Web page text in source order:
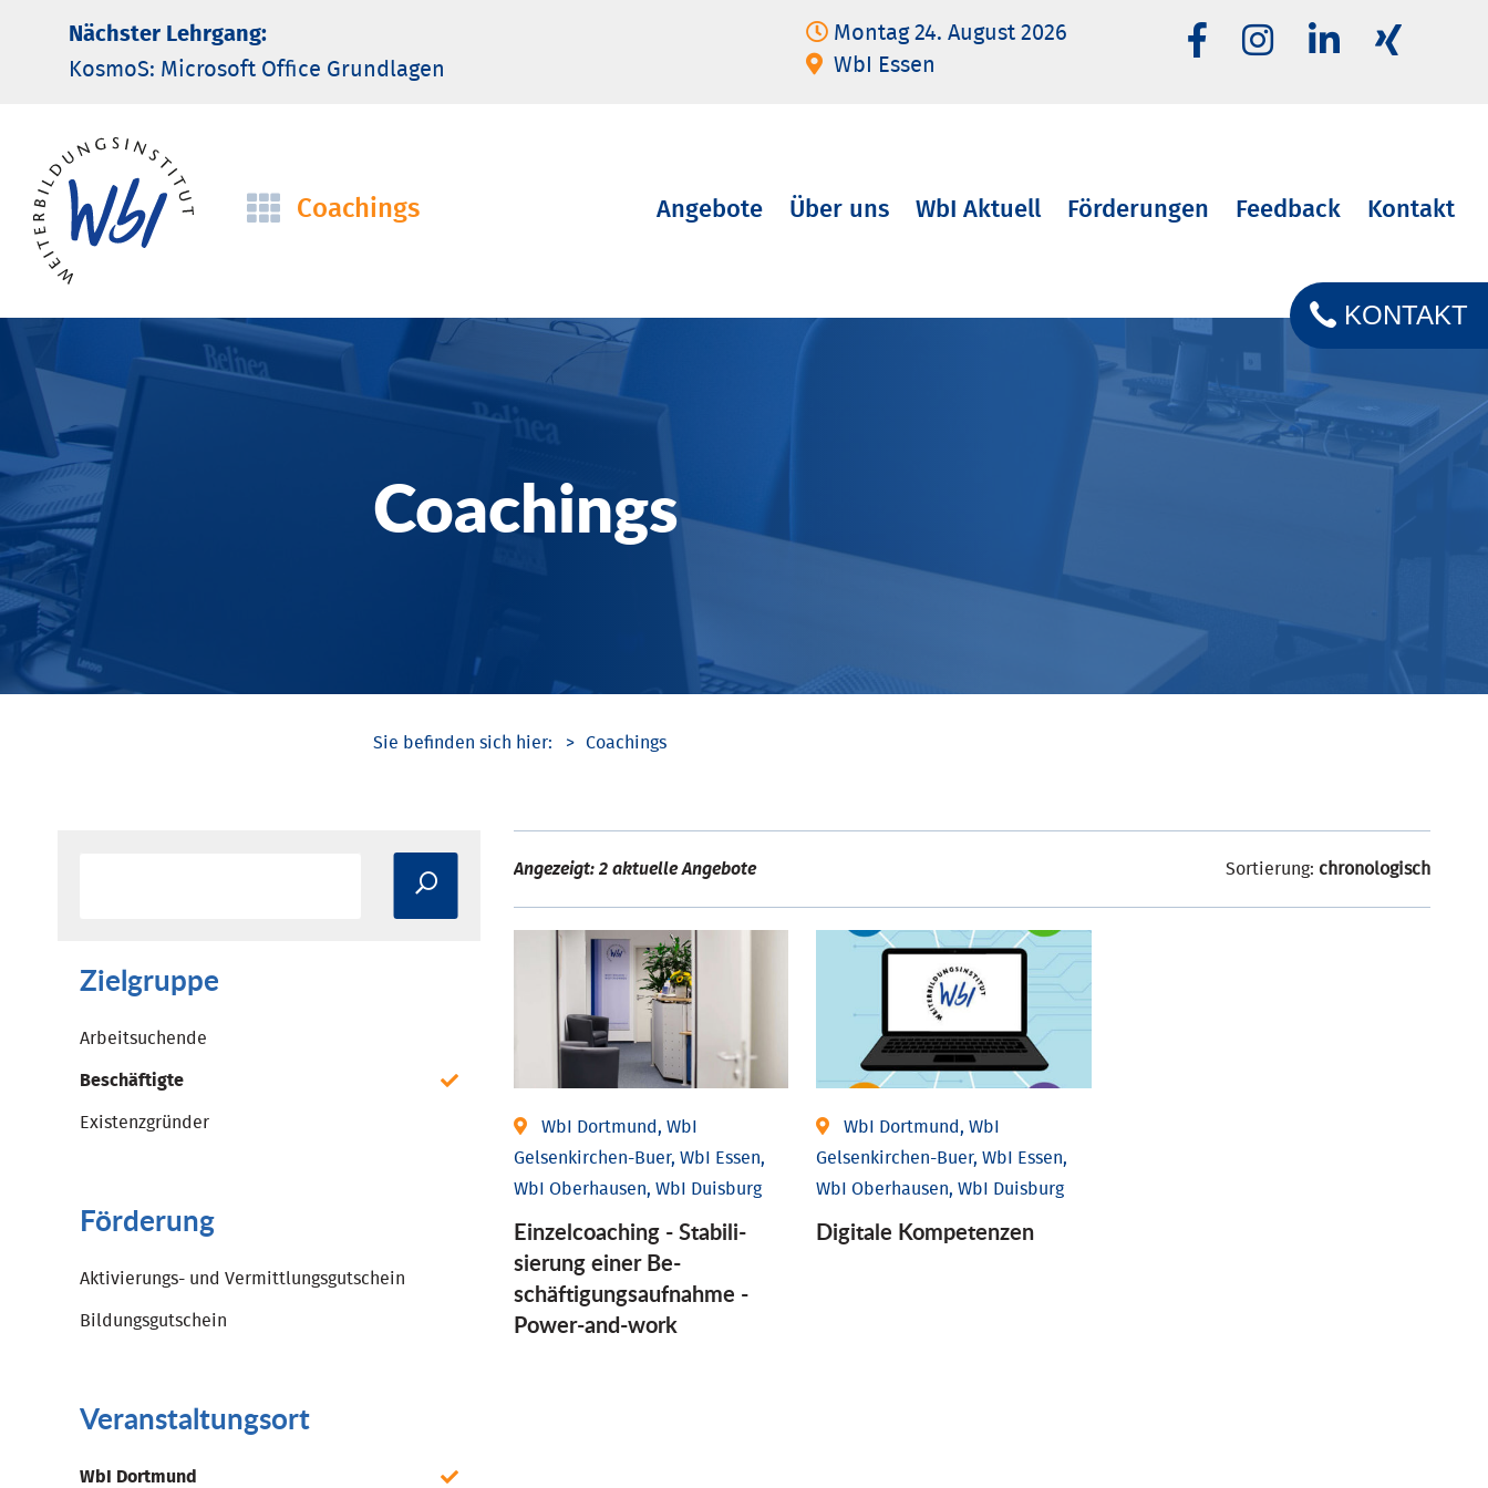
Nächster Lehrgang:
KosmoS: Microsoft Office Grund­lagen
Montag 24. August 2026
WbI Essen
Navigation
Coachings
Navigation
Angebote Über uns WbI Aktuell Förderungen Feedback Kontakt
Coachings
KONTAKT
Coachings
Zielgruppe
Arbeitsuchende
Beschäftigte
Existenzgründer
Förderung
Aktivierungs- und Vermittlungsgutschein
Bildungsgutschein
Veranstaltungsort
WbI Dortmund
Angezeigt: 2 aktuelle Angebote Sortierung: chronologisch
WbI Dortmund, WbI
Gelsenkirchen-Buer, WbI Essen,
WbI Oberhausen, WbI Duisburg
Einzel­coaching - Stabili­
sierung einer Be­
schäftigungs­aufnahme -
Power-and-work
WbI Dortmund, WbI
Gelsenkirchen-Buer, WbI Essen,
WbI Oberhausen, WbI Duisburg
Digitale Kompetenzen